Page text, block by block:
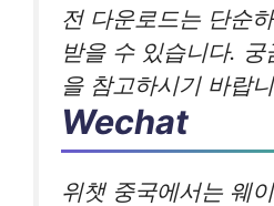
전 다운로드는 단순
받을 수 있습니다.
을 참고하시기 바랍
Wechat
위챗 중국에서는 웨